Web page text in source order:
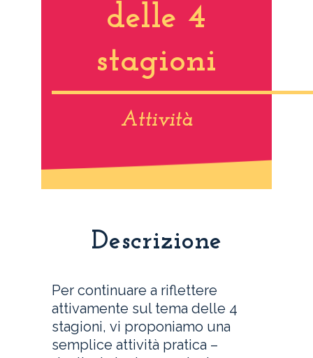
delle 4
stagioni
Attività
Descrizione
Per continuare a riflettere
attivamente sul tema delle 4
stagioni, vi proponiamo una
semplice attività pratica –